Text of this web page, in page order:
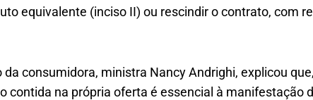
equivalente (inciso II) ou rescindir o contrato, com
da consumidora, ministra Nancy Andrighi, explicou
contida na própria oferta é essencial à manifestação